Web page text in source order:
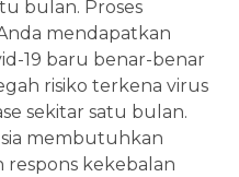
bulan. Proses
mendapatkan
19 baru benar-benar
risiko terkena virus
sekitar satu bulan.
membutuhkan
kekebalan